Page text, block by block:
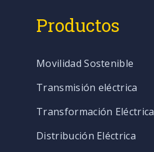
Productos
Movilidad Sostenible
Transmisión eléctrica
Transformación Eléctrica
Distribución Eléctrica